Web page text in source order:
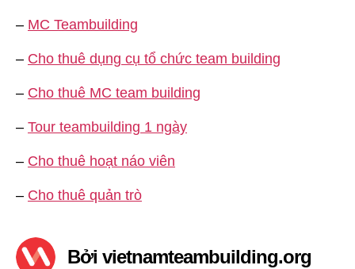
– MC Teambuilding
– Cho thuê dụng cụ tổ chức team building
– Cho thuê MC team building
– Tour teambuilding 1 ngày
– Cho thuê hoạt náo viên
– Cho thuê quản trò
Bởi vietnamteambuilding.org